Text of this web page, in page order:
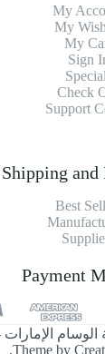
My
My
My
Sign
Check
Support
Shipping and
Best
Payment
Theme by
.